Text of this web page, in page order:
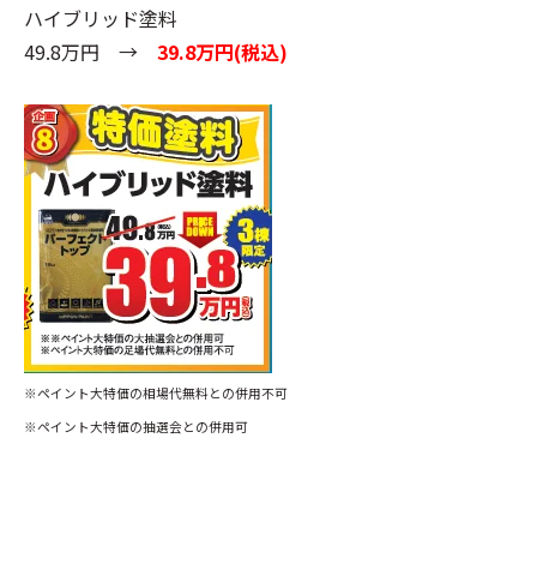
ハイブリッド塗料
49.8万円 →
39.8万円(税込)
※ペイント大特価の相場代無料との併用不可
※ペイント大特価の抽選会との併用可